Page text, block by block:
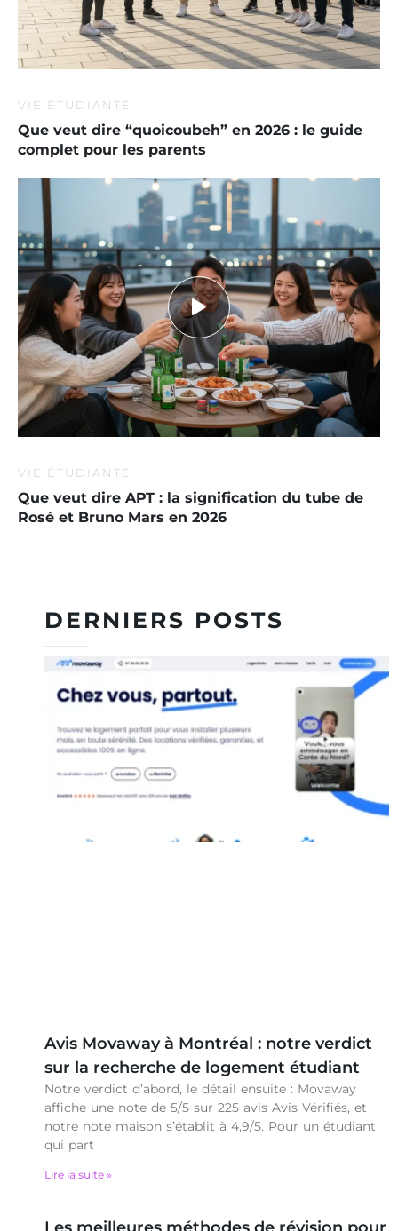
DERNIERS POSTS
Avis Movaway à Montréal : notre verdict
sur la recherche de logement étudiant
Notre verdict d’abord, le détail ensuite : Movaway
affiche une note de 5/5 sur 225 avis Avis Vérifiés, et
notre note maison s’établit à 4,9/5. Pour un étudiant
qui part
Lire la suite »
VIE ÉTUDIANTE
Que veut dire “quoicoubeh” en 2026 : le guide
complet pour les parents
VIE ÉTUDIANTE
Que veut dire APT : la signification du tube de
Rosé et Bruno Mars en 2026